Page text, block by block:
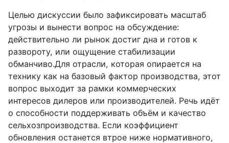
Целью дискуссии было зафиксировать масштаб
угрозы и вынести вопрос на обсуждение:
действительно ли рынок достиг дна и готов к
развороту, или ощущение стабилизации
обманчиво.Для отрасли, которая опирается на
технику как на базовый фактор производства, этот
вопрос выходит за рамки коммерческих
интересов дилеров или производителей. Речь идёт
о способности поддерживать объём и качество
сельхозпроизводства. Если коэффициент
обновления останется втрое ниже нормативного,